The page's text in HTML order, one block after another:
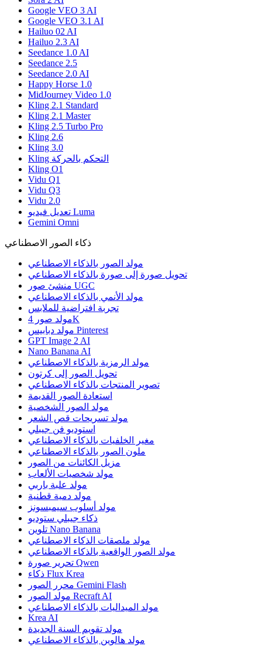
Google VEO 3 AI
Google VEO 3.1 AI
Hailuo 02 AI
Hailuo 2.3 AI
Seedance 1.0 AI
Seedance 2.5
Seedance 2.0 AI
Happy Horse 1.0
MidJourney Video 1.0
Kling 2.1 Standard
Kling 2.1 Master
Kling 2.5 Turbo Pro
Kling 2.6
Kling 3.0
Kling التحكم بالحركة
Kling O1
Vidu Q1
Vidu Q3
Vidu 2.0
تعديل فيديو Luma
Gemini Omni
ذكاء الصور الاصطناعي
مولد الصور بالذكاء الاصطناعي
تحويل صورة إلى صورة بالذكاء الاصطناعي
منشئ صور UGC
مولد الأنمي بالذكاء الاصطناعي
تجربة افتراضية للملابس
مولد صور 4K
مولد دبابيس Pinterest
GPT Image 2 AI
Nano Banana AI
مولد الرمزية بالذكاء الاصطناعي
تحويل الصور إلى كرتون
تصوير المنتجات بالذكاء الاصطناعي
استعادة الصور القديمة
مولد الصور الشخصية
مولد تسريحات قص الشعر
استوديو فن جيبلي
مغير الخلفيات بالذكاء الاصطناعي
ملون الصور بالذكاء الاصطناعي
مزيل الكائنات من الصور
مولد شخصيات الألعاب
مولد علبة باربي
مولد دمية قطنية
مولد أسلوب سيمبسونز
ذكاء جيبلي ستوديو
تلوين Nano Banana
مولد ملصقات الذكاء الاصطناعي
مولد الصور الواقعية بالذكاء الاصطناعي
تحرير صورة Qwen
ذكاء Flux Krea
محرر الصور Gemini Flash
مولد الصور Recraft AI
مولد الميداليات بالذكاء الاصطناعي
Krea AI
مولد تقويم السنة الجديدة
مولد هالوين بالذكاء الاصطناعي